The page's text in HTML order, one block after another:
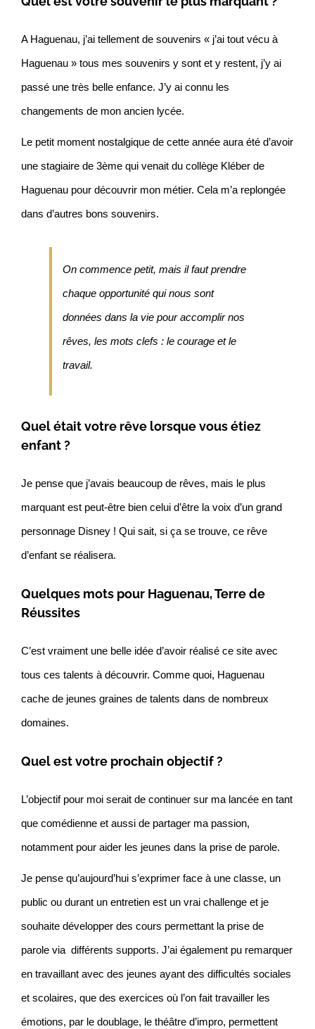
A Haguenau, j’ai tellement de souvenirs « j’ai tout vécu à
Haguenau » tous mes souvenirs y sont et y restent, j’y ai
passé une très belle enfance. J’y ai connu les
changements de mon ancien lycée.
Le petit moment nostalgique de cette année aura été d’avoir
une stagiaire de 3ème qui venait du collège Kléber de
Haguenau pour découvrir mon métier. Cela m’a replongée
dans d’autres bons souvenirs.
On commence petit, mais il faut prendre
chaque opportunité qui nous sont
données dans la vie pour accomplir nos
rêves, les mots clefs : le courage et le
travail.
Quel était votre rêve lorsque vous étiez
enfant ?
Je pense que j’avais beaucoup de rêves, mais le plus
marquant est peut-être bien celui d’être la voix d’un grand
personnage Disney ! Qui sait, si ça se trouve, ce rêve
d’enfant se réalisera.
Quelques mots pour Haguenau, Terre de
Réussites
C’est vraiment une belle idée d’avoir réalisé ce site avec
tous ces talents à découvrir. Comme quoi, Haguenau
cache de jeunes graines de talents dans de nombreux
domaines.
Quel est votre prochain objectif ?
L’objectif pour moi serait de continuer sur ma lancée en tant
que comédienne et aussi de partager ma passion,
notamment pour aider les jeunes dans la prise de parole.
Je pense qu’aujourd’hui s’exprimer face à une classe, un
public ou durant un entretien est un vrai challenge et je
souhaite développer des cours permettant la prise de
parole via différents supports. J’ai également pu remarquer
en travaillant avec des jeunes ayant des difficultés sociales
et scolaires, que des exercices où l’on fait travailler les
émotions, par le doublage, le théâtre d’impro, permettent